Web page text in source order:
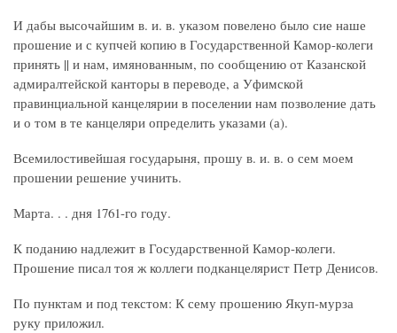
И дабы высочайшим в. и. в. указом повелено было сие наше
прошение и с купчей копию в Государственной Камор-колеги
принять || и нам, имянованным, по сообщению от Казанской
адмиралтейской канторы в переводе, а Уфимской
правинциальной канцелярии в поселении нам позволение дать
и о том в те канцеляри определить указами (а).
Всемилостивейшая государыня, прошу в. и. в. о сем моем
прошении решение учинить.
Марта. . . дня 1761-го году.
К поданию надлежит в Государственной Камор-колеги.
Прошение писал тоя ж коллеги подканцелярист Петр Денисов.
По пунктам и под текстом: К сему прошению Якуп-мурза
руку приложил.